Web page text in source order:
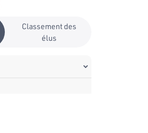
Classement des
élus